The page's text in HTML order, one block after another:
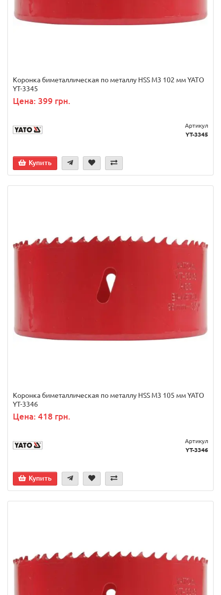
Коронка биметаллическая по металлу HSS M3 102 мм YATO
YT-3345
Цена: 399 грн.
Артикул
YT-3345
Купить
Коронка биметаллическая по металлу HSS M3 105 мм YATO
YT-3346
Цена: 418 грн.
Артикул
YT-3346
Купить